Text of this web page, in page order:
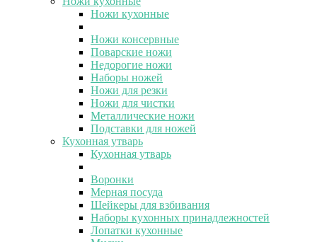
Ножи кухонные
Ножи консервные
Поварские ножи
Недорогие ножи
Наборы ножей
Ножи для резки
Ножи для чистки
Металлические ножи
Подставки для ножей
Кухонная утварь
Кухонная утварь
Воронки
Мерная посуда
Шейкеры для взбивания
Наборы кухонных принадлежностей
Лопатки кухонные